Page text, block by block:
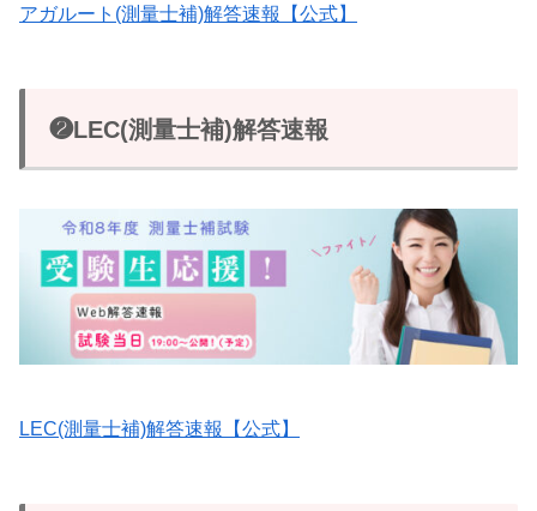
アガルート(測量士補)解答速報【公式】
❷LEC(測量士補)解答速報
LEC(測量士補)解答速報【公式】